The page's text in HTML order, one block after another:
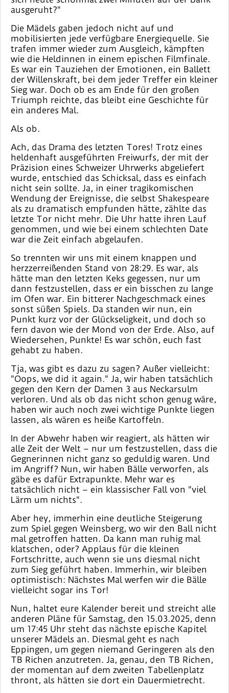
ausgeruht?"
Die Mädels gaben jedoch nicht auf und
mobilisierten jede verfügbare Energiequelle. Sie
trafen immer wieder zum Ausgleich, kämpften
wie die Heldinnen in einem epischen Filmfinale.
Es war ein Tauziehen der Emotionen, ein Ballett
der Willenskraft, bei dem jeder Treffer ein kleiner
Sieg war. Doch ob es am Ende für den großen
Triumph reichte, das bleibt eine Geschichte für
ein anderes Mal.
Als ob.
Ach, das Drama des letzten Tores! Trotz eines
heldenhaft ausgeführten Freiwurfs, der mit der
Präzision eines Schweizer Uhrwerks abgeliefert
wurde, entschied das Schicksal, dass es einfach
nicht sein sollte. Ja, in einer tragikomischen
Wendung der Ereignisse, die selbst Shakespeare
als zu dramatisch empfunden hätte, zählte das
letzte Tor nicht mehr. Die Uhr hatte ihren Lauf
genommen, und wie bei einem schlechten Date
war die Zeit einfach abgelaufen.
So trennten wir uns mit einem knappen und
herzzerreißenden Stand von 28:29. Es war, als
hätte man den letzten Keks gegessen, nur um
dann festzustellen, dass er ein bisschen zu lange
im Ofen war. Ein bitterer Nachgeschmack eines
sonst süßen Spiels. Da standen wir nun, ein
Punkt kurz vor der Glückseligkeit, und doch so
fern davon wie der Mond von der Erde. Also, auf
Wiedersehen, Punkte! Es war schön, euch fast
gehabt zu haben.
Tja, was gibt es dazu zu sagen? Außer vielleicht:
"Oops, we did it again." Ja, wir haben tatsächlich
gegen den Kern der Damen 3 aus Neckarsulm
verloren. Und als ob das nicht schon genug wäre,
haben wir auch noch zwei wichtige Punkte liegen
lassen, als wären es heiße Kartoffeln.
In der Abwehr haben wir reagiert, als hätten wir
alle Zeit der Welt – nur um festzustellen, dass die
Gegnerinnen nicht ganz so geduldig waren. Und
im Angriff? Nun, wir haben Bälle verworfen, als
gäbe es dafür Extrapunkte. Mehr war es
tatsächlich nicht – ein klassischer Fall von "viel
Lärm um nichts".
Aber hey, immerhin eine deutliche Steigerung
zum Spiel gegen Weinsberg, wo wir den Ball nicht
mal getroffen hatten. Da kann man ruhig mal
klatschen, oder? Applaus für die kleinen
Fortschritte, auch wenn sie uns diesmal nicht
zum Sieg geführt haben. Immerhin, wir bleiben
optimistisch: Nächstes Mal werfen wir die Bälle
vielleicht sogar ins Tor!
Nun, haltet eure Kalender bereit und streicht alle
anderen Pläne für Samstag, den 15.03.2025, denn
um 17:45 Uhr steht das nächste epische Kapitel
unserer Mädels an. Diesmal geht es nach
Eppingen, um gegen niemand Geringeren als den
TB Richen anzutreten. Ja, genau, den TB Richen,
der momentan auf dem zweiten Tabellenplatz
thront, als hätten sie dort ein Dauermietrecht.